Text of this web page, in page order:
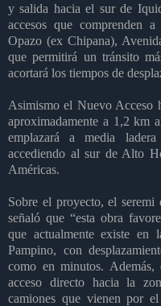
y salida hacia el sur de
accesos que comprenden
Opazo (ex Chipana),
que permitirá un tránsito
acortará los tiempos de
Asimismo el Nuevo Acceso
aproximadamente a 1,2 km
emplazará a media
accediendo al sur de Alto
Américas.
Sobre el proyecto, el
señaló que “esta obra
que actualmente existe
Pampino, con
como en minutos. Además,
acceso directo hacia la
camiones que vienen por